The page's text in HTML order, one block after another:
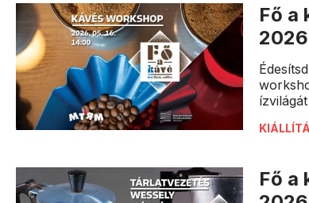
Fő a
Fő a